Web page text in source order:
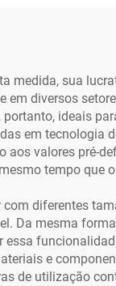
medida, sua
diversos
ideais
em tecnologia
valores pré-
tempo que
diferentes
Da mesma
e
de utilização